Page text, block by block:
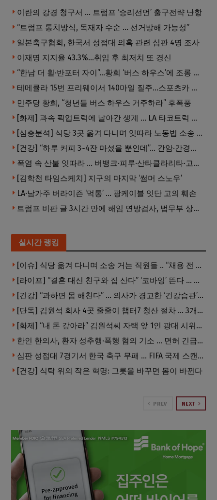
이란의 강경 청구서 … 트럼프 ‘승리선언’ 출구전략 난항
“트럼프 통치방식, 독재자 수순 … 선거방해 가능성”
일본축구협회, 한국서 성접대 의혹 관련 심판 4명 조사
이재명 지지율 43.3%…취임 후 최저치 또 경신
“한남 더 휠·반포터 자이”…황희 ‘버스 하우스’에 조롱 쏟아져
테메큘라 15번 프리웨이서 140마일 질주…스포츠카 압수
민주당 황희, “청년들 버스 하우스 거주하라” 후폭풍
[화제] 과속 픽업트럭에 날아간 생계 … LA 타코트럭 일가족 3명 부상
[심층분석] 식당 3곳 옮겨 다니며 잇따라 노동법 소송 … 피소된 곳 모두 LA·OC 한인 식당들
[건강] “하루 커피 3~4잔 마셨을 뿐인데”… 간암·간경변 위험 뚝
폭염 속 산불 잇따라 … 버뱅크·피루·산타클라리타·고먼 잇단 산불
[김학천 타임스케치] 지구의 마지막 ‘썸머 스노우’
LA·남가주 버라이즌 ‘먹통’ … 광케이블 잇단 고의 훼손
트럼프 비판 글 3시간 만에 해임 연방검사, 법무부 상대 소송
실시간 랭킹
[이슈] 식당 옮겨 다니며 소송 거는 직원들 .. “채용 전 반드시 확인해야”
[라이프] “결혼 대신 친구와 집 산다” ‘코바잉’ 뜬다 … 내 집 마련 공식 바뀌었다
[건강] “과하면 몸 해친다” … 의사가 경고한 ‘건강습관’ 5가지
[단독] 김원석 회사 4곳 줄줄이 챕터7 청산 절차 … 3개 법인 같은 날 동시 파산 신청
[화제] “내 돈 갚아라” 김원석씨 자택 앞 1인 광대 시위 … 한인 투자사, “108만 달러 못받아”
한인 한의사, 환자 성추행·폭행 혐의 기소 … 면허 긴급정지
심판 성접대 7경기서 한국 축구 무패 … FIFA 국제 스캔들 번지나
[건강] 식탁 위의 작은 혁명: 그릇을 바꾸면 몸이 바뀐다
PREV NEXT